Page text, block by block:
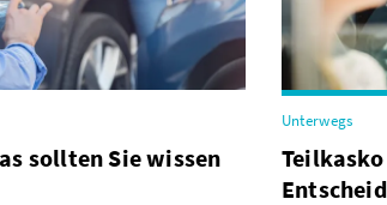
sollten Sie wissen
Unterwegs